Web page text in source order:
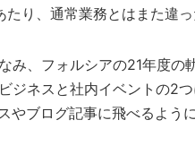
り、通常業務とはまた違
み、フォルシアの21年度
ジネスと社内イベントの2
やブログ記事に飛べるよう